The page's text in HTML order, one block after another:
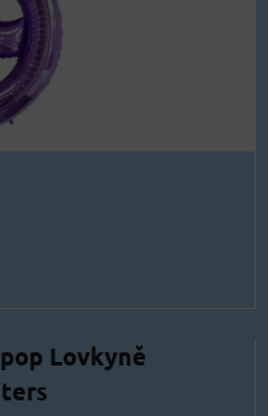
Lovkyně